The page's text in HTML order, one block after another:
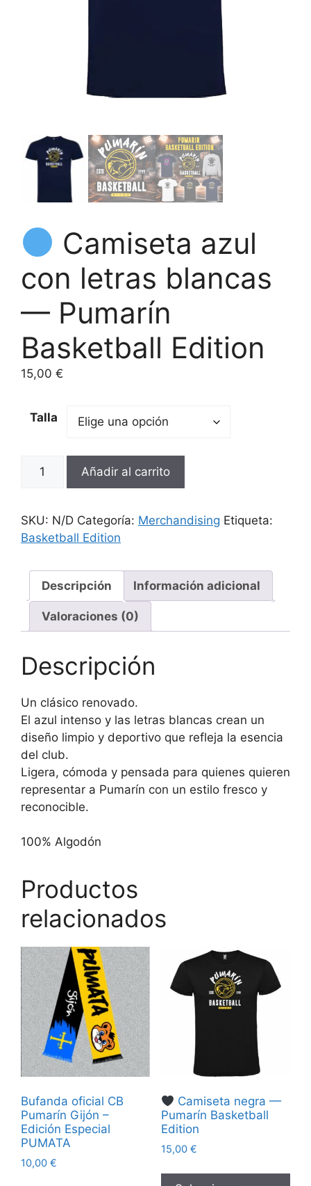
Camiseta azul
con letras blancas
— Pumarín
Basketball Edition
15,00 €
Talla
Añadir al carrito
SKU: N/D Categoría: Merchandising Etiqueta:
Basketball Edition
Descripción Información adicional
Valoraciones (0)
Descripción
Un clásico renovado.
El azul intenso y las letras blancas crean un
diseño limpio y deportivo que refleja la esencia
del club.
Ligera, cómoda y pensada para quienes quieren
representar a Pumarín con un estilo fresco y
reconocible.
100% Algodón
Productos
relacionados
Bufanda oficial CB
Pumarín Gijón –
Edición Especial
PUMATA
10,00 €
Camiseta negra —
Pumarín Basketball
Edition
15,00 €